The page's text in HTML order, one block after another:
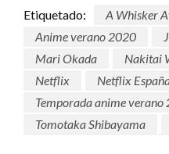
Etiquetado: A Whisker
Anime verano 2020
Mari Okada
Nakitai
Netflix
Netflix
Temporada anime verano
Tomotaka Shibayama